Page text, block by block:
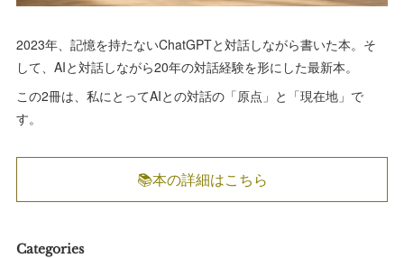
2023年、記憶を持たないChatGPTと対話しながら書いた本。そ
して、AIと対話しながら20年の対話経験を形にした最新本。
この2冊は、私にとってAIとの対話の「原点」と「現在地」で
す。
📚本の詳細はこちら
Categories